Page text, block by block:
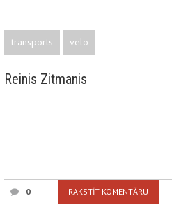
transports velo
Reinis Zitmanis
0 RAKSTĪT KOMENTĀRU